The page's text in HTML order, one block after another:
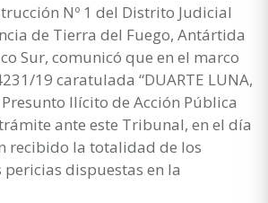
Nº 1 del Distrito Judicial
de Tierra del Fuego, Antártida
Sur, comunicó que en el marco
19 caratulada “DUARTE LUNA,
Ilícito de Acción Pública
ante este Tribunal, en el día
recibido la totalidad de los
dispuestas en la